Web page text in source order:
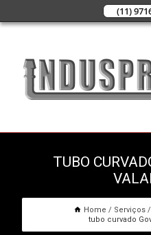
(11)
TUBO
Home Serviços
tubo curvado